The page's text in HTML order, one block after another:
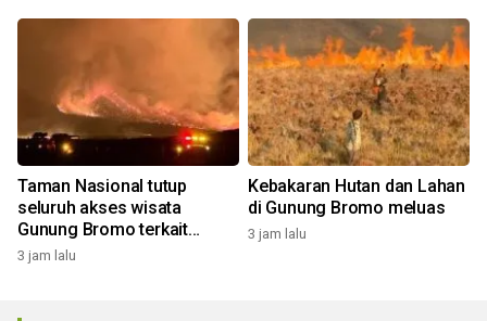
Taman Nasional tutup
seluruh akses wisata
Gunung Bromo terkait
kebakaran hutan dan lahan
3 jam lalu
Kebakaran Hutan dan Lahan
di Gunung Bromo meluas
3 jam lalu